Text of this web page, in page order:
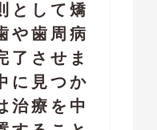
として矯
や歯周病
了させま
に見つか
治療を中